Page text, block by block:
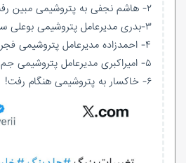
۲- هاشم نجفی به پتروشیمی مبین رفت!
۳-بدری مدیرعامل پتروشیمی بوعلی سینا شد!
۴- احمدزاده مدیرعامل پتروشیمی فجر شد!
۵- امیراکبری مدیرعامل پتروشیمی جم شد!
۶- خاکسار به پتروشیمی هنگام رفت!